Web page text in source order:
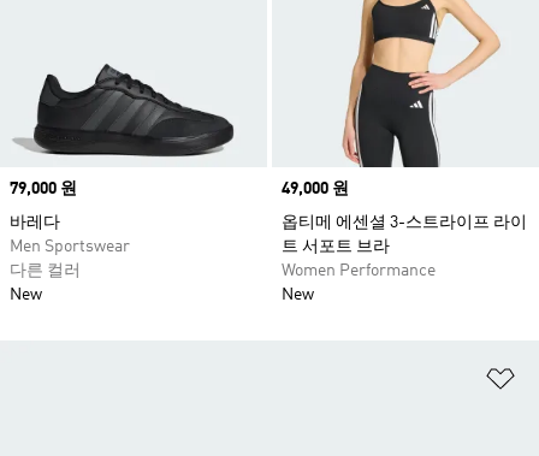
Price
79,000 원
바레다
Men Sportswear
다른 컬러
New
Price
49,000 원
옵티메 에센셜 3-스트라이프 라이
트 서포트 브라
Women Performance
New